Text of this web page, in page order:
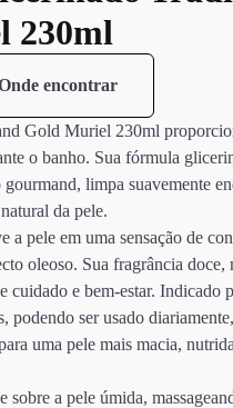
230ml
encontrar
Gold Muriel 230ml
o banho. Sua fórmula
limpa suavemente
da pele.
pele em uma sensação de
oleoso. Sua fragrância doce,
cuidado e bem-estar. Indicado
podendo ser usado
uma pele mais macia,
a pele úmida,